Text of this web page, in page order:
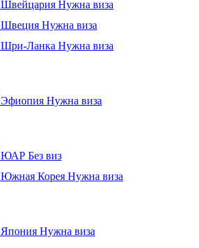
Швейцария Нужна виза
Швеция Нужна виза
Шри-Ланка Нужна виза
Эфиопия Нужна виза
ЮАР Без виз
Южная Корея Нужна виза
Япония Нужна виза